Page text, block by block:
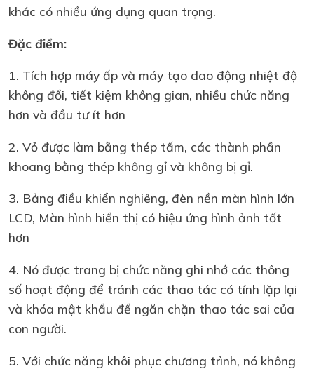
khác có nhiều ứng dụng quan trọng.
Đặc điểm:
1. Tích hợp máy ấp và máy tạo dao động nhiệt độ
không đổi, tiết kiệm không gian, nhiều chức năng
hơn và đầu tư ít hơn
2. Vỏ được làm bằng thép tấm, các thành phần
khoang bằng thép không gỉ và không bị gỉ.
3. Bảng điều khiển nghiêng, đèn nền màn hình lớn
LCD, Màn hình hiển thị có hiệu ứng hình ảnh tốt
hơn
4. Nó được trang bị chức năng ghi nhớ các thông
số hoạt động để tránh các thao tác có tính lặp lại
và khóa mật khẩu để ngăn chặn thao tác sai của
con người.
5. Với chức năng khôi phục chương trình, nó không